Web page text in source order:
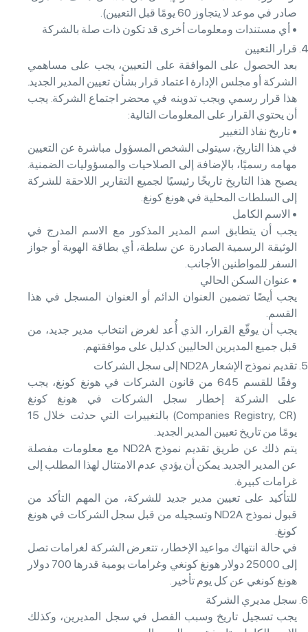
صادر في موعد لا يتجاوز 60 يومًا قبل التعيين).
• أي مستندات ومعلومات أخرى قد تكون ذات صلة بالشركة
قرار التعيين
بعد الحصول على الموافقة على التعيين، يجب على مساهمي
الشركة أو مجلس الإدارة اعتماد قرار بشأن تعيين المدير الجديد.
هذا قرار رسمي ويجب تدوينه في محضر اجتماع الشركة. يجب
أن يحتوي القرار على المعلومات التالية:
• تاريخ نفاذ التغيير
في هذا التاريخ، سيتولى الشخص المسؤول مباشرة عن التعيين
مهامه رسميًا، بالإضافة إلى الصلاحيات والمسؤوليات الضمنية.
يصبح هذا التاريخ تاريخًا رئيسيًا لجميع التقارير اللاحقة للشركة
إلى السلطات المحلية في هونغ كونغ.
• الاسم الكامل
يجب أن يتطابق اسم المدير المذكور مع الاسم المدرج في
الوثيقة الرسمية الصادرة عن سلطة، أي بطاقة الهوية أو جواز
السفر للمواطنين الأجانب.
• عنوان السكن الحالي
يجب أيضًا تضمين العنوان الدائم أو العنوان المسجل في هذا
القسم.
يجب أن يوقّع القرار، الذي أُعد لغرض انتخاب مدير جديد، من
قبل جميع المديرين الحاليين كدليل على موافقتهم.
تقديم نموذج الإشعار ND2A إلى سجل الشركات
وفقًا للقسم 645 من قانون الشركات في هونغ كونغ، يجب
على الشركة إخطار سجل الشركات في هونغ كونغ
(Companies Registry, CR) بالتغييرات التي حدثت خلال 15
يومًا من تاريخ تعيين المدير الجديد.
يتم ذلك عن طريق تقديم نموذج ND2A مع معلومات مفصلة
عن المدير الجديد. يمكن أن يؤدي عدم الامتثال لهذا المطلب إلى
غرامات كبيرة.
للتأكيد على تعيين مدير جديد للشركة، من المهم التأكد من
قبول نموذج ND2A وتسجيله من قبل سجل الشركات في هونغ
كونغ.
في حالة انتهاك مواعيد الإخطار، تتعرض الشركة لغرامات تصل
إلى 25000 دولار هونغ كونغي وغرامات يومية قدرها 700 دولار
هونغ كونغي عن كل يوم تأخير.
سجل مديري الشركة
يجب تسجيل تاريخ وسبب الفصل في سجل المديرين، وكذلك